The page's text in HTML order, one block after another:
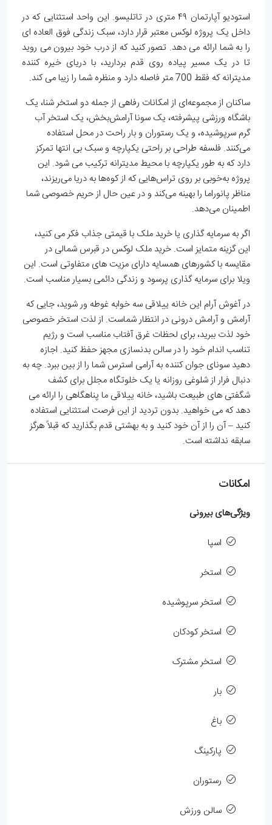
استودیو آپارتمان ۴۹ متری در تاتلیسو. این واحد استثنایی که در
داخل یک پروژه لوکس معتبر قرار دارد، سبک زندگی فوق العاده ای
را به شما ارائه می دهد. تصور کنید که از درب خود بیرون می روید
تا در یک مسیر پیاده روی قدم بردارید، با دریای خیره کننده
مدیترانه که فقط 700 متر فاصله دارد و منظره شما را زیبا می کند.
ساکنان از مجموعه‌ای از امکانات رفاهی از جمله دو استخر شنا، یک
باشگاه ورزشی پیشرفته، یک سونا آرامش‌بخش، یک استخر آب
گرم سرپوشیده، و یک رستوران و بار راحت در محل استفاده
می‌کنند. فلسفه طراحی بر راحتی یکپارچه و سبک بی انتها تمرکز
دارد که به طور یکپارچه با محیط مدیترانه ترکیب می شود. این
پروژه به‌خوبی بر روی تراس‌هایی که از کوه‌ها به دریا می‌ریزند،
مناظر پانوراما را بهینه می‌کند و در عین حال از حریم خصوصی شما
اطمینان می‌دهد.
اگر به سرمایه گذاری یا خرید ملک با قیمتی جذاب فکر می کنید،
این گزینه متمایز است. خرید ملک لوکس در قبرس شمالی در
مقایسه با کشورهای همسایه دارای مزیت های متفاوتی است. این
ویلا برای سرمایه گذاری پرسود و زندگی دائمی بسیار مناسب است.
در آغوش آرام این خانه ییلاقی سه خوابه غوطه ور شوید، جایی که
آرامش و آرامش درونی در انتظار شماست. از لذت استخر خصوصی
خود لذت ببرید، برای لحظات غرق آفتاب مناسب است و رژیم
تناسب اندام خود را در سالن بدنسازی مجهز حفظ کنید. اجازه
دهید سونای جوان کننده به آرامی استرس شما را از بین ببرد. چه به
دنبال فرار از شلوغی روزانه یا یک خلوتگاه مجلل برای کشف
شگفتی های طبیعت باشید، خانه ییلاقی ما پناهگاهی را ارائه می
دهد که می خواهید. بدون تردید از این فرصت استثنایی استفاده
کنید – آن را از آن خود کنید و به بهشتی قدم بگذارید که قبلاً هرگز
سابقه نداشته است.
امکانات
ویژگی‌های بیرونی
اسپا
استخر
استخر سرپوشیده
استخر کودکان
استخر مشترک
بار
باغ
پارکینگ
رستوران
سالن ورزش